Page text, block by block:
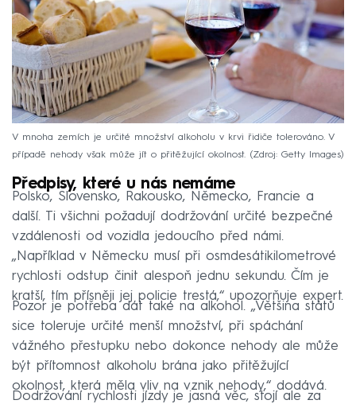
V mnoha zemích je určité množství alkoholu v krvi řidiče tolerováno. V
případě nehody však může jít o přitěžující okolnost.
Zdroj: Getty Images
Předpisy, které u nás nemáme
Polsko, Slovensko, Rakousko, Německo, Francie a
další. Ti všichni požadují dodržování určité bezpečné
vzdálenosti od vozidla jedoucího před námi.
„Například v Německu musí při osmdesátikilometrové
rychlosti odstup činit alespoň jednu sekundu. Čím je
kratší, tím přísněji jej policie trestá,“ upozorňuje expert.
Pozor je potřeba dát také na alkohol. „Většina států
sice toleruje určité menší množství, při spáchání
vážného přestupku nebo dokonce nehody ale může
být přítomnost alkoholu brána jako přitěžující
okolnost, která měla vliv na vznik nehody,“ dodává.
Dodržování rychlosti jízdy je jasná věc, stojí ale za